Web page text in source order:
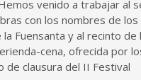
venido a trabajar al
con los nombres de los
Fuensanta y al recinto de
cena, ofrecida por
de clausura del II Festival